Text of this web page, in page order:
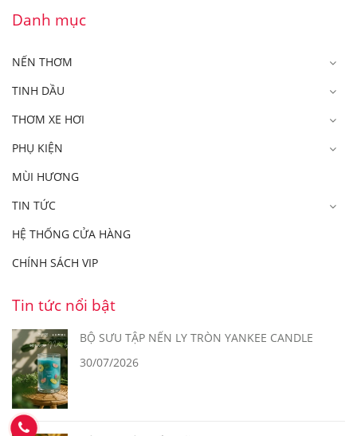
Danh mục
NẾN THƠM
TINH DẦU
THƠM XE HƠI
PHỤ KIỆN
MÙI HƯƠNG
TIN TỨC
HỆ THỐNG CỬA HÀNG
CHÍNH SÁCH VIP
Tin tức nổi bật
BỘ SƯU TẬP NẾN LY TRÒN YANKEE CANDLE
30/07/2026